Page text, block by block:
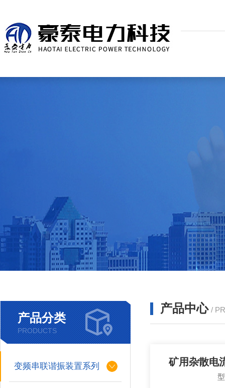
产品分类
PRODUCTS
变频串联谐振装置系列
产品中心 /
矿用杂散电